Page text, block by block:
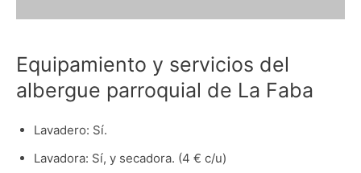
Equipamiento y servicios del
albergue parroquial de La Faba
Lavadero: Sí.
Lavadora: Sí, y secadora. (4 € c/u)